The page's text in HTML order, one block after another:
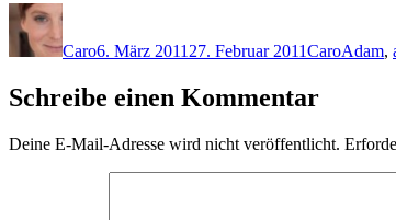
Autor
Caro6. März 2011 27. Februar 2011CaroAdam,
Schreibe einen Kommentar
Deine E-Mail-Adresse wird nicht veröffentlicht.